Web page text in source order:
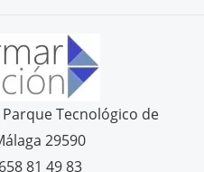
Tecnológico de
29590
81 49 83